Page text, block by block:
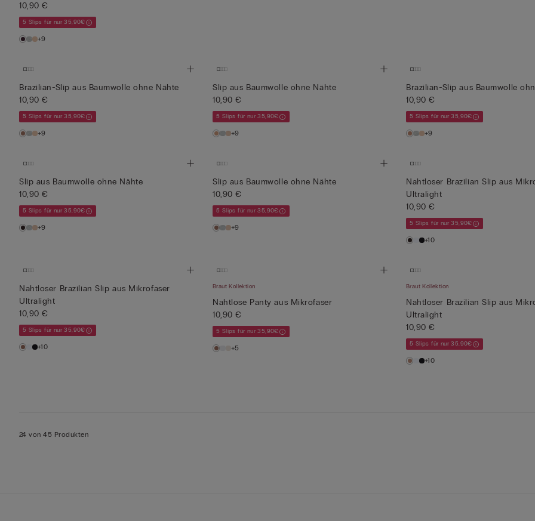
10,90 €
5 Slips für nur 35,90€
+9
Brazilian-Slip aus Baumwolle ohne Nähte
10,90 €
5 Slips für nur 35,90€
+9
Slip aus Baumwolle ohne Nähte
10,90 €
5 Slips für nur 35,90€
+9
Brazilian-Slip aus Baumwolle
10,90 €
5 Slips für nur 35,90€
+9
Slip aus Baumwolle ohne Nähte
10,90 €
5 Slips für nur 35,90€
+9
Slip aus Baumwolle ohne Nähte
10,90 €
5 Slips für nur 35,90€
+9
Nahtloser Brazilian Slip aus
Ultralight
10,90 €
5 Slips für nur 35,90€
+10
Nahtloser Brazilian Slip aus Mikrofaser
Ultralight
10,90 €
5 Slips für nur 35,90€
+10
Braut Kollektion
Nahtlose Panty aus Mikrofaser
10,90 €
5 Slips für nur 35,90€
+5
Braut Kollektion
Nahtloser Brazilian Slip aus
Ultralight
10,90 €
5 Slips für nur 35,90€
+10
24 von 45 Produkten